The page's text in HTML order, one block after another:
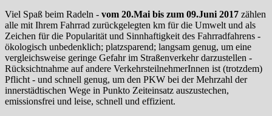
Viel Spaß beim Radeln - vom 20.Mai bis zum 09.Juni 2017 zählen
alle mit Ihrem Fahrrad zurückgelegten km für die Umwelt und als
Zeichen für die Popularität und Sinnhaftigkeit des Fahrradfahrens -
ökologisch unbedenklich; platzsparend; langsam genug, um eine
vergleichsweise geringe Gefahr im Straßenverkehr darzustellen -
Rücksichtnahme auf andere VerkehrsteilnehmerInnen ist (trotzdem)
Pflicht - und schnell genug, um den PKW bei der Mehrzahl der
innerstädtischen Wege in Punkto Zeiteinsatz auszustechen,
emissionsfrei und leise, schnell und effizient.